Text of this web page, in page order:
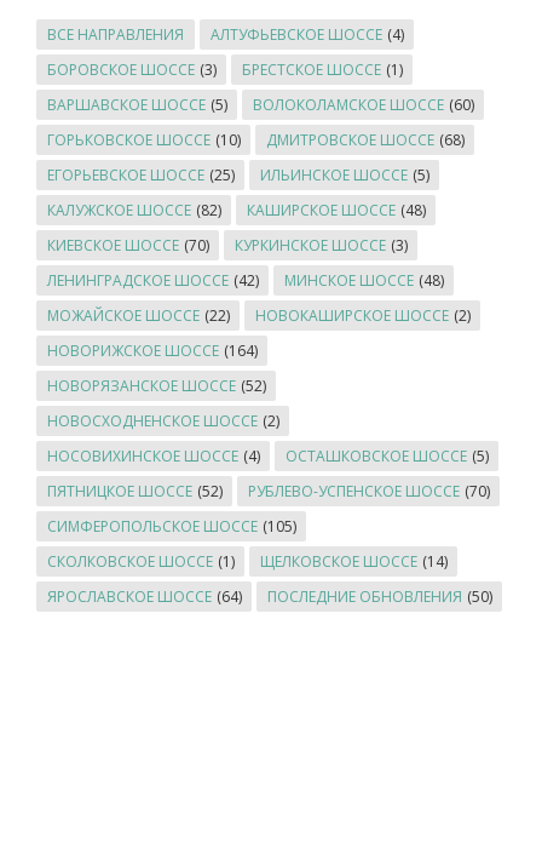
ВСЕ НАПРАВЛЕНИЯ АЛТУФЬЕВСКОЕ ШОССЕ (4)
БОРОВСКОЕ ШОССЕ (3) БРЕСТСКОЕ ШОССЕ (1)
ВАРШАВСКОЕ ШОССЕ (5) ВОЛОКОЛАМСКОЕ ШОССЕ (60)
ГОРЬКОВСКОЕ ШОССЕ (10) ДМИТРОВСКОЕ ШОССЕ (68)
ЕГОРЬЕВСКОЕ ШОССЕ (25) ИЛЬИНСКОЕ ШОССЕ (5)
КАЛУЖСКОЕ ШОССЕ (82) КАШИРСКОЕ ШОССЕ (48)
КИЕВСКОЕ ШОССЕ (70) КУРКИНСКОЕ ШОССЕ (3)
ЛЕНИНГРАДСКОЕ ШОССЕ (42) МИНСКОЕ ШОССЕ (48)
МОЖАЙСКОЕ ШОССЕ (22) НОВОКАШИРСКОЕ ШОССЕ (2)
НОВОРИЖСКОЕ ШОССЕ (164)
НОВОРЯЗАНСКОЕ ШОССЕ (52)
НОВОСХОДНЕНСКОЕ ШОССЕ (2)
НОСОВИХИНСКОЕ ШОССЕ (4) ОСТАШКОВСКОЕ ШОССЕ (5)
ПЯТНИЦКОЕ ШОССЕ (52) РУБЛЕВО-УСПЕНСКОЕ ШОССЕ (70)
СИМФЕРОПОЛЬСКОЕ ШОССЕ (105)
СКОЛКОВСКОЕ ШОССЕ (1) ЩЕЛКОВСКОЕ ШОССЕ (14)
ЯРОСЛАВСКОЕ ШОССЕ (64) ПОСЛЕДНИЕ ОБНОВЛЕНИЯ (50)